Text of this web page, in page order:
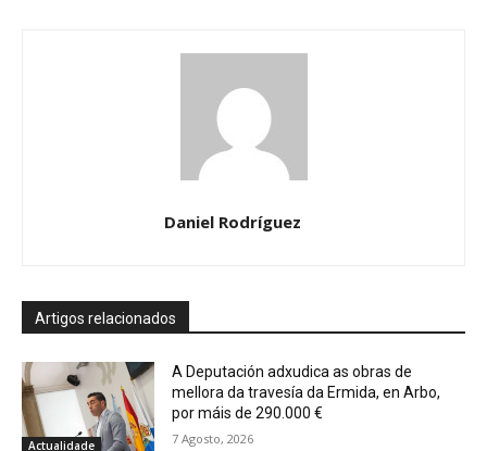
Daniel Rodríguez
Artigos relacionados
Actualidade
A Deputación adxudica as obras de
mellora da travesía da Ermida, en Arbo,
por máis de 290.000 €
7 Agosto, 2026